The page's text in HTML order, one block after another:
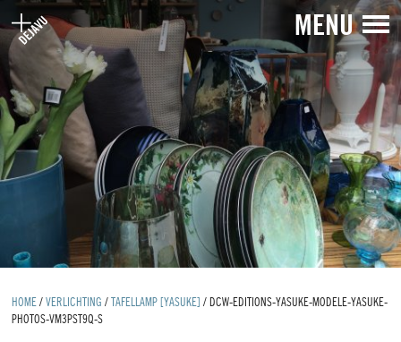
MENU
HOME /VERLICHTING / TAFELLAMP [YASUKE] /
DCW-EDITIONS-YASUKE-MODELE-YASUKE-
PHOTOS-VM3PST9Q-S